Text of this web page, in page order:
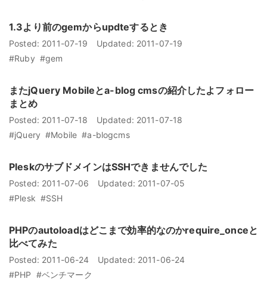
1.3より前のgemからupdteするとき
Posted: 2011-07-19 Updated: 2011-07-19
#Ruby #gem
またjQuery Mobileとa-blog cmsの紹介したよフォロー
まとめ
Posted: 2011-07-18 Updated: 2011-07-18
#jQuery #Mobile #a-blogcms
PleskのサブドメインはSSHできませんでした
Posted: 2011-07-06 Updated: 2011-07-05
#Plesk #SSH
PHPのautoloadはどこまで効率的なのかrequire_onceと
比べてみた
Posted: 2011-06-24 Updated: 2011-06-24
#PHP #ベンチマーク